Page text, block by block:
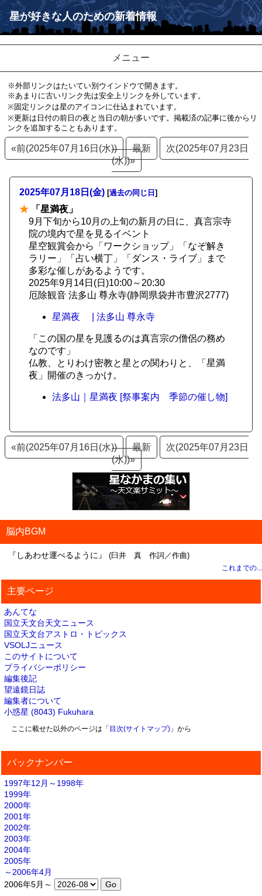
星が好きな人のための新着情報
メニュー
※外部リンクはたいてい別ウインドウで開きます。
※あまりに古いリンク先は安全上リンクを外しています。
※固定リンクは星のアイコンに仕込まれています。
※更新は日付の前日の夜と当日の朝が多いです。掲載済の記事に後からリ
ンクを追加することもあります。
«前(2025年07月16日(水)) 最新
次(2025年07月23日
(水))»
2025年07月18日(金) [過去の同じ日 ]
★ 「星満夜」
9月下旬から10月の上旬の新月の日に、真言宗寺
院の境内で星を見るイベント
星空観賞会から「ワークショップ」「なぞ解き
ラリー」「占い横丁」「ダンス・ライブ」まで
多彩な催しがあるようです。
2025年9月14日(日)10:00～20:30
厄除観音 法多山 尊永寺(静岡県袋井市豊沢2777)
星満夜 | 法多山 尊永寺
「この国の星を見護るのは真言宗の僧侶の務め
なのです」
仏教、とりわけ密教と星との関わりと、「星満
夜」開催のきっかけ。
法多山｜星満夜 [祭事案内 季節の催し物]
«前(2025年07月16日(水)) 最新
次(2025年07月23日
(水))»
脳内BGM
『しあわせ運べるように』 (臼井 真 作詞／作曲)
これまでの...
主要ページ
あんてな
国立天文台天文ニュース
国立天文台アストロ・トピックス
VSOLJニュース
このサイトについて
プライバシーポリシー
編集後記
望遠鏡日誌
編集者について
小惑星 (8043) Fukuhara
ここに載せた以外のページは「 目次(サイトマップ)」から
バックナンバー
1997年12月～1998年
1999年
2000年
2001年
2002年
2003年
2004年
2005年
～2006年4月
2006年5月～